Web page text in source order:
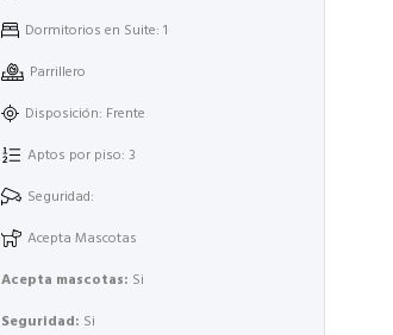
Dormitorios en Suite: 1
Parrillero
Disposición: Frente
Aptos por piso: 3
Seguridad:
Acepta Mascotas
Acepta mascotas: Si
Seguridad: Si